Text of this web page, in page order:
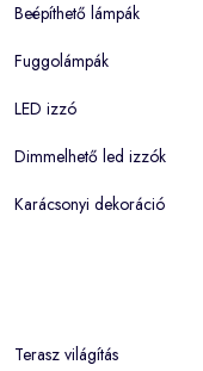
Beépíthető lámpák
Fuggolámpák
LED izzó
Dimmelhető led izzók
Karácsonyi dekoráció
Terasz világítás